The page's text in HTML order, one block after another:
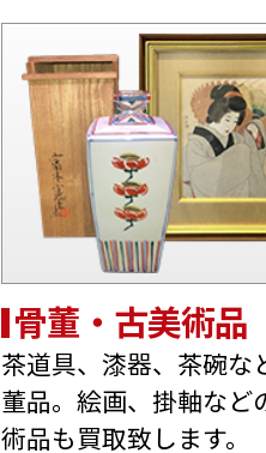
骨董・古美術品
茶道具、漆器、茶碗な
董品。絵画、掛軸など
術品も買取致します。